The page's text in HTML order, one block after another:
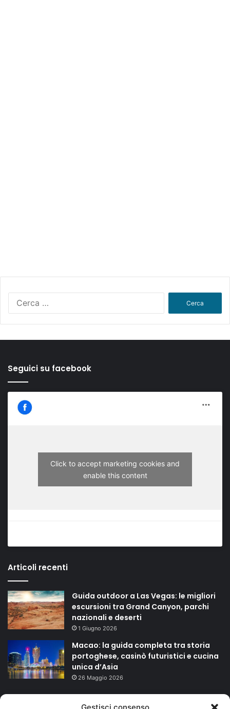
Seguici su facebook
Click to accept marketing cookies and
enable this content
Articoli recenti
Guida outdoor a Las Vegas: le migliori
escursioni tra Grand Canyon, parchi
nazionali e deserti
1 Giugno 2026
Macao: la guida completa tra storia
portoghese, casinò futuristici e cucina
unica d’Asia
26 Maggio 2026